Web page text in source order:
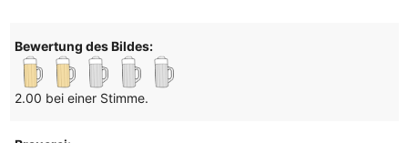
Bewertung des Bildes:
2.00 bei einer Stimme.